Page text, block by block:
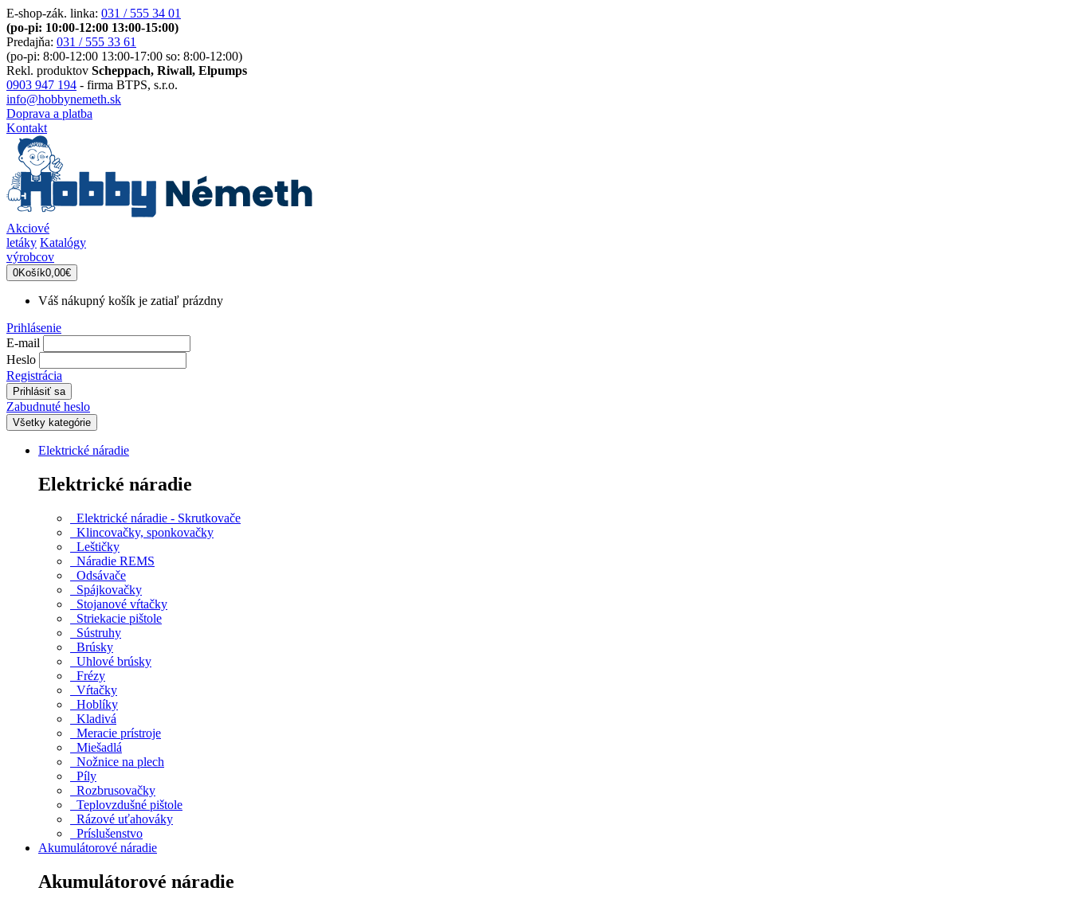
E-shop-zák. linka: 031 / 555 34 01
(po-pi: 10:00-12:00 13:00-15:00)
Predajňa: 031 / 555 33 61
(po-pi: 8:00-12:00 13:00-17:00 so: 8:00-12:00)
Rekl. produktov Scheppach, Riwall, Elpumps
0903 947 194 - firma BTPS, s.r.o.
info@hobbynemeth.sk
Doprava a platba
Kontakt
Akciové
letáky Katalógy
výrobcov
0Košík0,00€
Váš nákupný košík je zatiaľ prázdny
Prihlásenie
E-mail
Heslo
Registrácia
Zabudnuté heslo
Všetky kategórie
Elektrické náradie
Elektrické náradie
Elektrické náradie - Skrutkovače
Klincovačky, sponkovačky
Leštičky
Náradie REMS
Odsávače
Spájkovačky
Stojanové vŕtačky
Striekacie pištole
Sústruhy
Brúsky
Uhlové brúsky
Frézy
Vŕtačky
Hoblíky
Kladivá
Meracie prístroje
Miešadlá
Nožnice na plech
Píly
Rozbrusovačky
Teplovzdušné pištole
Rázové uťahováky
Príslušenstvo
Akumulátorové náradie
Akumulátorové náradie